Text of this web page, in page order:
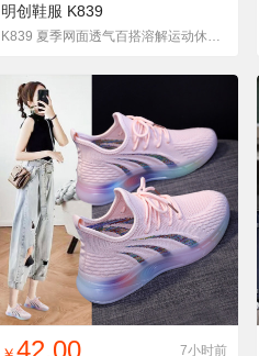
明创鞋服 K839
K839 夏季网面透气百搭溶解运动休闲板鞋老爹鞋女
找同款 加入铺货单 收藏
42.00 7小时前